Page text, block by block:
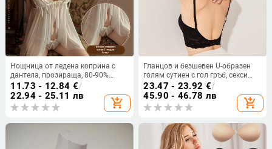
Нощница от ледена коприна с
дантела, прозираща, 80-90%
полиестер, сладък женски стил
11.73 - 12.84 €/
22.94 - 25.11 лв
add_shopping_cart
Гланцов и безшевен U-образен
голям сутиен с гол гръб, секси
бельо с повдигащ ефект, дамски
дантелен невидим сутиен 90CD
95CD
23.47 - 23.92 €/
45.90 - 46.78 лв
add_shopping_cart